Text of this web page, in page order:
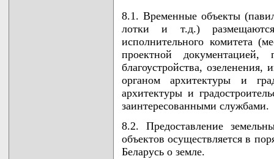
8.1. Временные объекты
лотки и т.д.)
исполнительного комитета
проектной документацией,
благоустройства, озеленения,
органом архитектуры и
архитектуры и
заинтересованными службами.
8.2. Предоставление
объектов осуществляется в
Беларусь о земле.